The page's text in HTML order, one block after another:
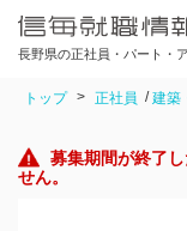
長野県の正社員・パート・
トップ 正社員 建築
募集期間が終了
せん。